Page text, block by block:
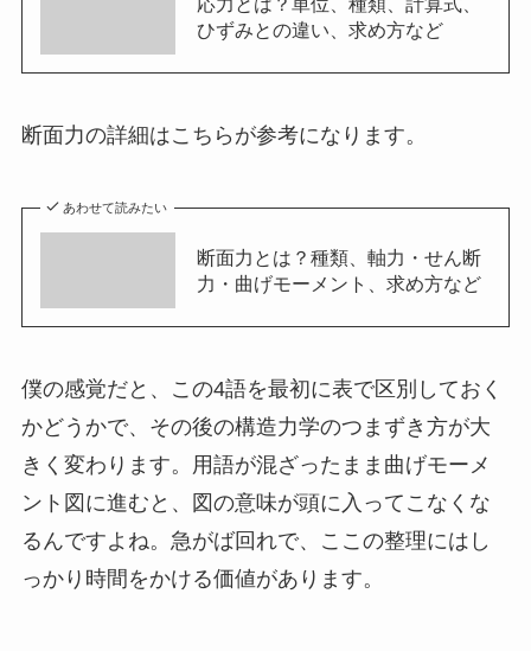
ひずみとの違い、求め方など
断面力の詳細はこちらが参考になります。
あわせて読みたい
断面力とは？種類、軸力・せん断
力・曲げモーメント、求め方など
僕の感覚だと、この4語を最初に表で区別しておく
かどうかで、その後の構造力学のつまずき方が大
きく変わります。用語が混ざったまま曲げモーメ
ント図に進むと、図の意味が頭に入ってこなくな
るんですよね。急がば回れで、ここの整理にはし
っかり時間をかける価値があります。